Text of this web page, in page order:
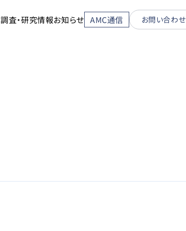
調査・研究情報お知らせ AMC通信 お問い合わせ